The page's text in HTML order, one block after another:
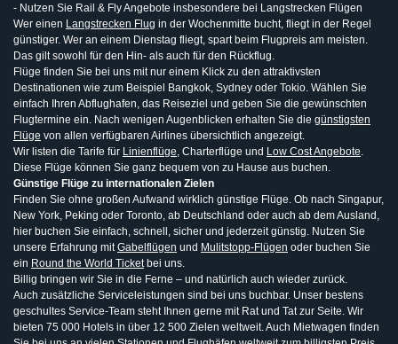
- Nutzen Sie Rail & Fly Angebote insbesondere bei Langstrecken Flügen
Wer einen Langstrecken Flug in der Wochenmitte bucht, fliegt in der Regel
günstiger. Wer an einem Dienstag fliegt, spart beim Flugpreis am meisten.
Das gilt sowohl für den Hin- als auch für den Rückflug.
Flüge finden Sie bei uns mit nur einem Klick zu den attraktivsten
Destinationen wie zum Beispiel Bangkok, Sydney oder Tokio. Wählen Sie
einfach Ihren Abflughafen, das Reiseziel und geben Sie die gewünschten
Flugtermine ein. Nach wenigen Augenblicken erhalten Sie die günstigsten
Flüge von allen verfügbaren Airlines übersichtlich angezeigt.
Wir listen die Tarife für Linienflüge, Charterflüge und Low Cost Angebote.
Diese Flüge können Sie ganz bequem von zu Hause aus buchen.
Günstige Flüge zu internationalen Zielen
Finden Sie ohne großen Aufwand wirklich günstige Flüge. Ob nach Singapur,
New York, Peking oder Toronto, ab Deutschland oder auch ab dem Ausland,
hier buchen Sie einfach, schnell, sicher und jederzeit günstig. Nutzen Sie
unsere Erfahrung mitGabelflügen und Mulitstopp-Flügen oder buchen Sie
ein Round the World Ticketbei uns.
Billig bringen wir Sie in die Ferne – und natürlich auch wieder zurück.
Auch zusätzliche Serviceleistungen sind bei uns buchbar. Unser bestens
geschultes Service-Team steht Ihnen gerne mit Rat und Tat zur Seite. Wir
bieten 75 000 Hotels in über 12 500 Zielen weltweit. Auch Mietwagen finden